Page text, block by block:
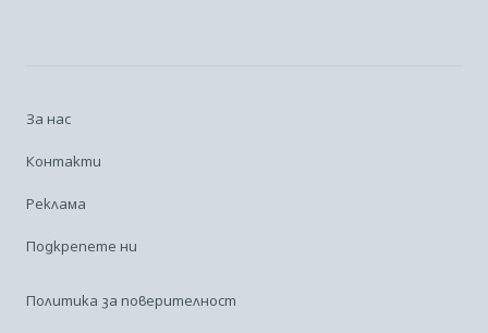
За нас
Контакти
Реклама
Подкрепете ни
Политика за поверителност